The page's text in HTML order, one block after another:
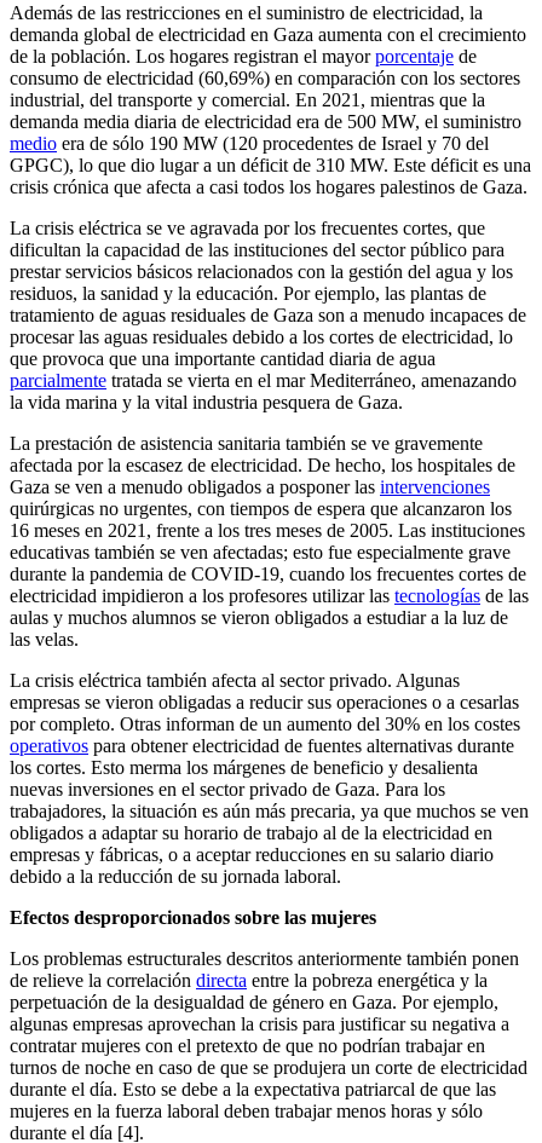
Además de las restricciones en el suministro de electricidad, la
demanda global de electricidad en Gaza aumenta con el crecimiento
de la población. Los hogares registran el mayorporcentaje de
consumo de electricidad (60,69%) en comparación con los sectores
industrial, del transporte y comercial. En 2021, mientras que la
demanda media diaria de electricidad era de 500 MW, el suministro
medio era de sólo 190 MW (120 procedentes de Israel y 70 del
GPGC), lo que dio lugar a un déficit de 310 MW. Este déficit es una
crisis crónica que afecta a casi todos los hogares palestinos de Gaza.
La crisis eléctrica se ve agravada por los frecuentes cortes, que
dificultan la capacidad de las instituciones del sector público para
prestar servicios básicos relacionados con la gestión del agua y los
residuos, la sanidad y la educación. Por ejemplo, las plantas de
tratamiento de aguas residuales de Gaza son a menudo incapaces de
procesar las aguas residuales debido a los cortes de electricidad, lo
que provoca que una importante cantidad diaria de agua
parcialmente tratada se vierta en el mar Mediterráneo, amenazando
la vida marina y la vital industria pesquera de Gaza.
La prestación de asistencia sanitaria también se ve gravemente
afectada por la escasez de electricidad. De hecho, los hospitales de
Gaza se ven a menudo obligados a posponer las intervenciones
quirúrgicas no urgentes, con tiempos de espera que alcanzaron los
16 meses en 2021, frente a los tres meses de 2005. Las instituciones
educativas también se ven afectadas; esto fue especialmente grave
durante la pandemia de COVID-19, cuando los frecuentes cortes de
electricidad impidieron a los profesores utilizar las tecnologías de las
aulas y muchos alumnos se vieron obligados a estudiar a la luz de
las velas.
La crisis eléctrica también afecta al sector privado. Algunas
empresas se vieron obligadas a reducir sus operaciones o a cesarlas
por completo. Otras informan de un aumento del 30% en los costes
operativos para obtener electricidad de fuentes alternativas durante
los cortes. Esto merma los márgenes de beneficio y desalienta
nuevas inversiones en el sector privado de Gaza. Para los
trabajadores, la situación es aún más precaria, ya que muchos se ven
obligados a adaptar su horario de trabajo al de la electricidad en
empresas y fábricas, o a aceptar reducciones en su salario diario
debido a la reducción de su jornada laboral.
Efectos desproporcionados sobre las mujeres
Los problemas estructurales descritos anteriormente también ponen
de relieve la correlación directa entre la pobreza energética y la
perpetuación de la desigualdad de género en Gaza. Por ejemplo,
algunas empresas aprovechan la crisis para justificar su negativa a
contratar mujeres con el pretexto de que no podrían trabajar en
turnos de noche en caso de que se produjera un corte de electricidad
durante el día. Esto se debe a la expectativa patriarcal de que las
mujeres en la fuerza laboral deben trabajar menos horas y sólo
durante el día [4].